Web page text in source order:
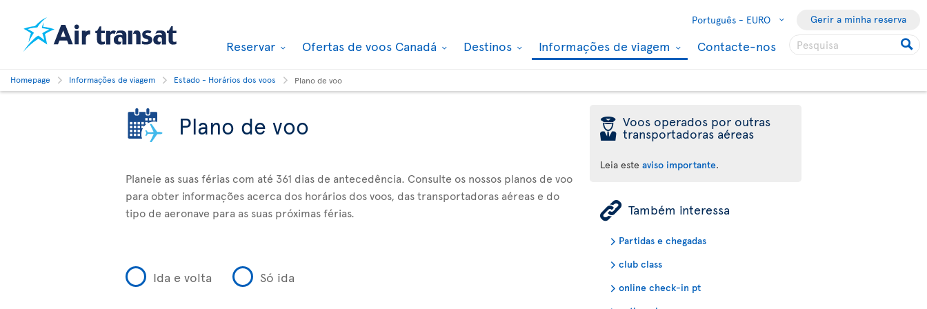
Português - EURO Gerir a minha reserva
Reservar Ofertas de voos Canadá Destinos Informações de viagem Contacte-nos
Homepage Informações de viagem Estado - Horários dos voos Plano de voo
Plano de voo
Planeie as suas férias com até 361 dias de antecedência. Consulte os nossos planos de voo
para obter informações acerca dos horários dos voos, das transportadoras aéreas e do
tipo de aeronave para as suas próximas férias.
Ida e volta Só ida
þ Voos operados por outras
transportadoras aéreas
Leia esteaviso importante.
ÿ Também interessa
Partidas e chegadas
club class
online check-in pt